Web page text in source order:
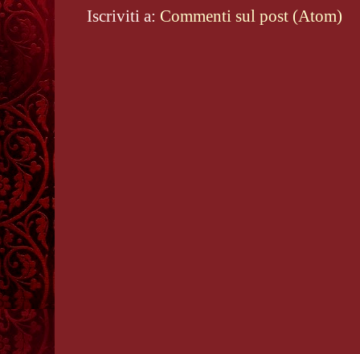
Iscriviti a: Commenti sul post (Atom)